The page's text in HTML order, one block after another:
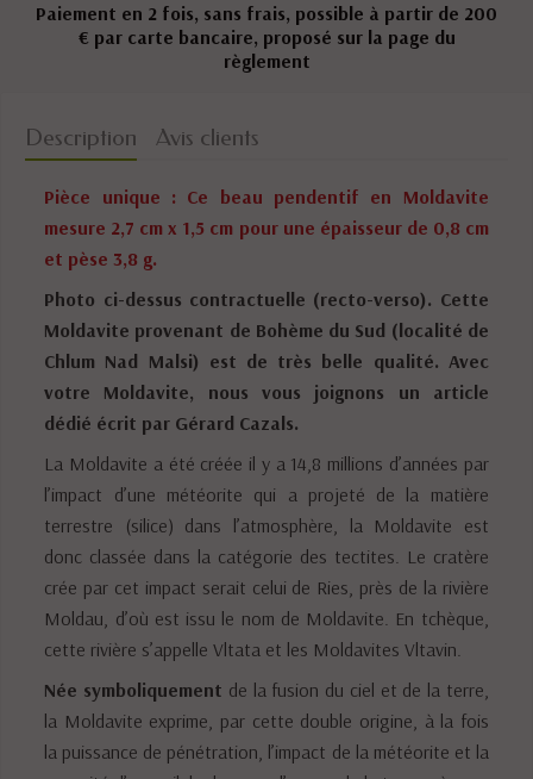
Paiement en 2 fois, sans frais, possible à partir de 200
€ par carte bancaire, proposé sur la page du
règlement
Description Avis clients
Pièce unique : Ce beau pendentif en Moldavite
mesure 2,7 cm x 1,5 cm pour une épaisseur de 0,8 cm
et pèse 3,8 g.
Photo ci-dessus contractuelle (recto-verso). Cette
Moldavite provenant de Bohème du Sud (localité de
Chlum Nad Malsi) est de très belle qualité. Avec
votre Moldavite, nous vous joignons un article
dédié écrit par Gérard Cazals.
La Moldavite a été créée il y a 14,8 millions d’années par
l’impact d’une météorite qui a projeté de la matière
terrestre (silice) dans l’atmosphère, la Moldavite est
donc classée dans la catégorie des tectites. Le cratère
crée par cet impact serait celui de Ries, près de la rivière
Moldau, d’où est issu le nom de Moldavite. En tchèque,
cette rivière s’appelle Vltata et les Moldavites Vltavin.
Née symboliquement de la fusion du ciel et de la terre,
la Moldavite exprime, par cette double origine, à la fois
la puissance de pénétration, l’impact de la météorite et la